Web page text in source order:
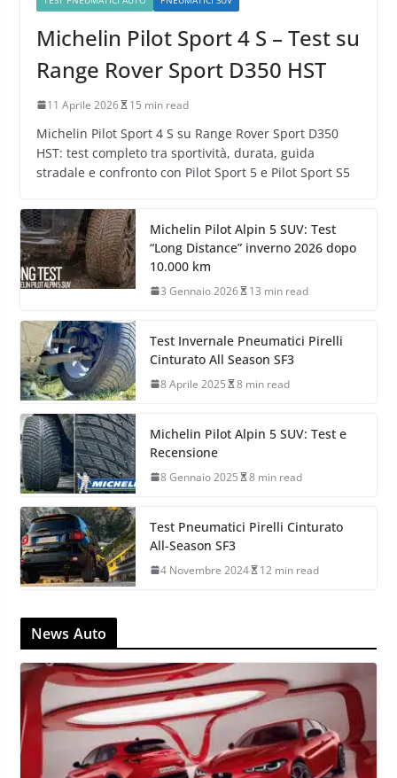
Michelin Pilot Sport 4 S – Test su
Range Rover Sport D350 HST
11 Aprile 2026 15 min read
Michelin Pilot Sport 4 S su Range Rover Sport D350
HST: test completo tra sportività, durata, guida
stradale e confronto con Pilot Sport 5 e Pilot Sport S5
Michelin Pilot Alpin 5 SUV: Test
“Long Distance” inverno 2026 dopo
10.000 km
3 Gennaio 2026 13 min read
Test Invernale Pneumatici Pirelli
Cinturato All Season SF3
8 Aprile 2025 8 min read
Michelin Pilot Alpin 5 SUV: Test e
Recensione
8 Gennaio 2025 8 min read
Test Pneumatici Pirelli Cinturato
All-Season SF3
4 Novembre 2024 12 min read
News Auto